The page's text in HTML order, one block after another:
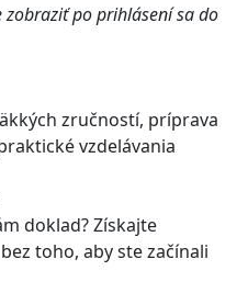
po prihlásení sa do
zručností, príprava
vzdelávania
doklad? Získajte
toho, aby ste začínali